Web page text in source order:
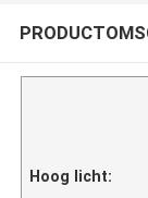
Hoog licht: